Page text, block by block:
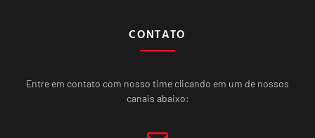
CONTATO
Entre em contato com nosso time clicando em um de nossos
canais abaixo: